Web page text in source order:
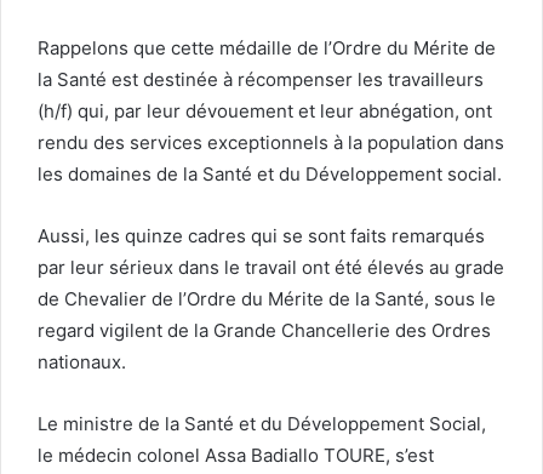
Rappelons que cette médaille de l’Ordre du Mérite de
la Santé est destinée à récompenser les travailleurs
(h/f) qui, par leur dévouement et leur abnégation, ont
rendu des services exceptionnels à la population dans
les domaines de la Santé et du Développement social.
Aussi, les quinze cadres qui se sont faits remarqués
par leur sérieux dans le travail ont été élevés au grade
de Chevalier de l’Ordre du Mérite de la Santé, sous le
regard vigilent de la Grande Chancellerie des Ordres
nationaux.
Le ministre de la Santé et du Développement Social,
le médecin colonel Assa Badiallo TOURE, s’est